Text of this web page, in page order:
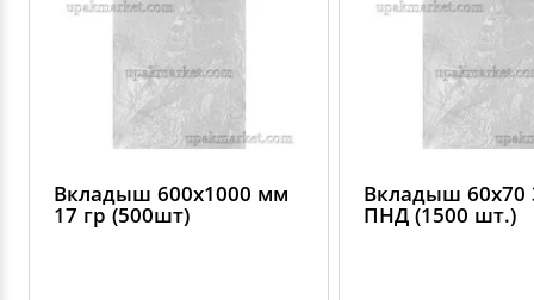
Вкладыш 600х1000 мм
17 гр (500шт)
Вкладыш 60х70
ПНД (1500 шт.)